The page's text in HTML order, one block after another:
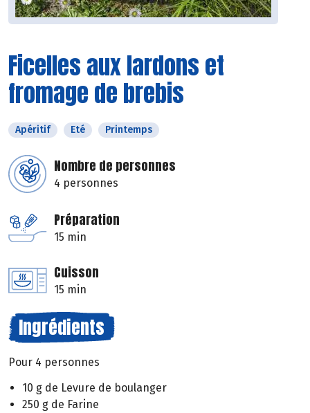
Ficelles aux lardons et
fromage de brebis
Apéritif Eté Printemps
Nombre de personnes
4 personnes
Préparation
15 min
Cuisson
15 min
Ingrédients
Pour 4 personnes
10 g de Levure de boulanger
250 g de Farine